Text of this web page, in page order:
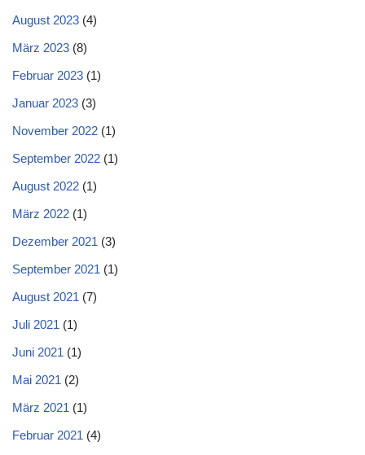
August 2023 (4)
März 2023 (8)
Februar 2023 (1)
Januar 2023 (3)
November 2022 (1)
September 2022 (1)
August 2022 (1)
März 2022 (1)
Dezember 2021 (3)
September 2021 (1)
August 2021 (7)
Juli 2021 (1)
Juni 2021 (1)
Mai 2021 (2)
März 2021 (1)
Februar 2021 (4)